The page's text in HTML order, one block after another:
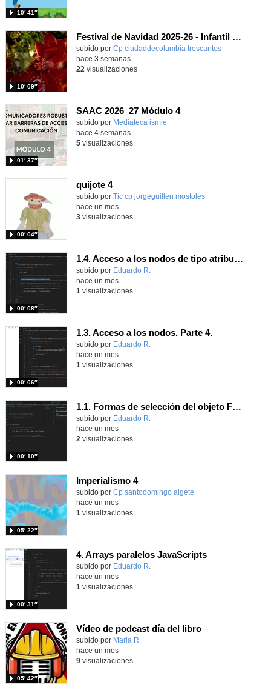
10′ 41″
Festival de Navidad 2025-26 - Infantil 4 años
subido por Cp ciudaddecolumbia trescantos
10′ 09″
-
hace 3 semanas
22 visualizaciones
SAAC 2026_27 Módulo 4
subido por Mediateca ismie
01′ 37″
hace 4 semanas
5visualizaciones
quijote 4
subido por Tic cp jorgeguillen mostoles
00′ 04″
-
hace un mes
3visualizaciones
1.4. Acceso a los nodos de tipo atributo. Parte 4.
Contenido educativo.
subido por Eduardo R.
00′ 08″
hace un mes
1 visualizaciones
1.3. Acceso a los nodos. Parte 4.
Contenido educativo.
subido por Eduardo R.
00′ 06″
hace un mes
1 visualizaciones
1.1. Formas de selección del objeto Form 4
Contenido educativo.
subido por Eduardo R.
00′ 10″
hace un mes
2 visualizaciones
Imperialismo 4
Contenido educativo.
subido por Cp santodomingo algete
05′ 22″
hace un mes
1 visualizaciones
4. Arrays paralelos JavaScripts
Contenido educativo.
subido por Eduardo R.
00′ 31″
hace un mes
1 visualizaciones
Vídeo de podcast día del libro
Contenido educativo.
subido por Maria R.
05′ 42″
hace un mes
9visualizaciones